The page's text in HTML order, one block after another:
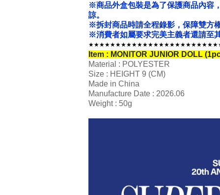
※商品外盒包裝是為了保護商品內容
諒。
※拆封商品時請全程錄影，保障雙方
※消費者如屬要求完美主義者還請至
Item : MONITOR JUNIOR DOLL
Material : POLYESTER
Size : HEIGHT 9 (CM)
Made in China
Manufacture Date : 2026.06
Weight : 50g